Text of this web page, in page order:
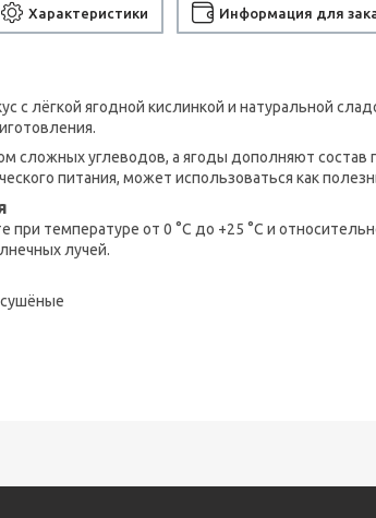
Характеристики Информация для
с лёгкой ягодной кислинкой и натуральной
сложных углеводов, а ягоды дополняют
питания, может использоваться как
при температуре от 0 °C до +25 °C и
лучей.
сушёные